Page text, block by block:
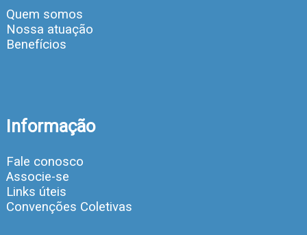
Quem somos
Nossa atuação
Benefícios
Informação
Fale conosco
Associe-se
Links úteis
Convenções Coletivas